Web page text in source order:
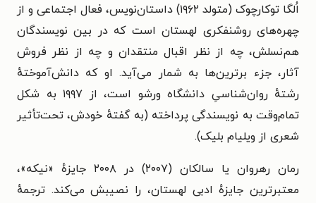
اُلگا توکارچوک (متولد ۱۹۶۲) داستان‌نویس، فعال اجتماعی و از
چهره‌های روشنفکری لهستان است که در بین نویسندگان
هم‌نسلش، چه از نظر اقبال منتقدان و چه از نظر فروش
آثار، جزء برترین‌ها به شمار می‌آید. او که دانش‌آموختهٔ
رشتهٔ روان‌شناسیِ دانشگاه ورشو است، از ۱۹۹۷ به شکل
تمام‌وقت به نویسندگی پرداخته (به گفتهٔ خودش، تحت‌تأثیر
شعری از ویلیام بلیک).
رمان رهروان یا سالکان (۲۰۰۷) در ۲۰۰۸ جایزهٔ «نیکه»،
معتبرترین جایزهٔ ادبی لهستان، را نصیبش می‌کند.‌ ترجمهٔ